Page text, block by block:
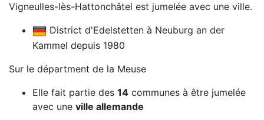
Vigneulles-lès-Hattonchâtel est jumelée avec une ville.
District d'Edelstetten à Neuburg an der
Kammel depuis 1980
Sur le départment de la Meuse
Elle fait partie des 14 communes à être jumelée
avec une ville allemande